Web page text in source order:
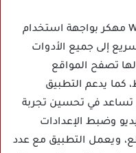
يمتاز تحميل برنامج Web Video Caste مهكر بواجهة استخدام
إلى جميع الأدوات
تصفح المواقع
كما يدعم التطبيق
في تحسين تجربة
وضبط الإعدادات
ويعمل التطبيق مع عدد